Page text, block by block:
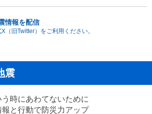
情報を配信
（旧Twitter）をご利用ください。
震
う時にあわてないために
報と行動で防災力アップ